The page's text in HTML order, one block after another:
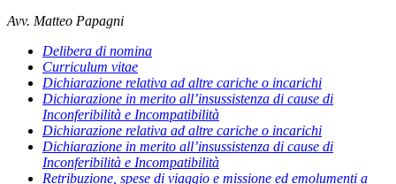
Avv. Matteo Papagni
Delibera di nomina
Curriculum vitae
Dichiarazione relativa ad altre cariche o incarichi
Dichiarazione in merito all’insussistenza di cause di
Inconferibilità e Incompatibilità
Dichiarazione relativa ad altre cariche o incarichi
Dichiarazione in merito all’insussistenza di cause di
Inconferibilità e Incompatibilità
Retribuzione, spese di viaggio e missione ed emolumenti a